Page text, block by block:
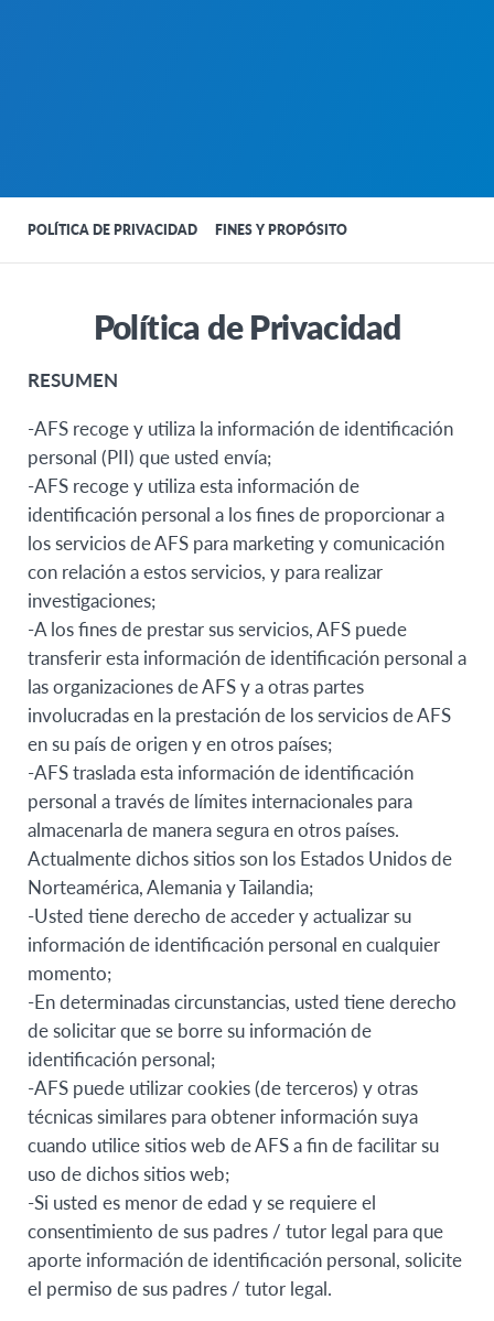
POLÍTICA DE PRIVACIDAD FINES Y PROPÓSITO
Política de Privacidad
RESUMEN
-AFS recoge y utiliza la información de identificación
personal (PII) que usted envía;
-AFS recoge y utiliza esta información de
identificación personal a los fines de proporcionar a
los servicios de AFS para marketing y comunicación
con relación a estos servicios, y para realizar
investigaciones;
-A los fines de prestar sus servicios, AFS puede
transferir esta información de identificación personal a
las organizaciones de AFS y a otras partes
involucradas en la prestación de los servicios de AFS
en su país de origen y en otros países;
-AFS traslada esta información de identificación
personal a través de límites internacionales para
almacenarla de manera segura en otros países.
Actualmente dichos sitios son los Estados Unidos de
Norteamérica, Alemania y Tailandia;
-Usted tiene derecho de acceder y actualizar su
información de identificación personal en cualquier
momento;
-En determinadas circunstancias, usted tiene derecho
de solicitar que se borre su información de
identificación personal;
-AFS puede utilizar cookies (de terceros) y otras
técnicas similares para obtener información suya
cuando utilice sitios web de AFS a fin de facilitar su
uso de dichos sitios web;
-Si usted es menor de edad y se requiere el
consentimiento de sus padres / tutor legal para que
aporte información de identificación personal, solicite
el permiso de sus padres / tutor legal.